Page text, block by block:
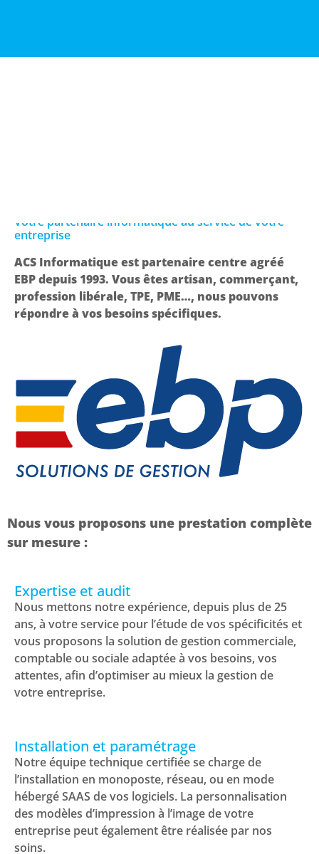
Votre partenaire informatique au service de votre
entreprise
ACS Informatique est partenaire centre agréé
EBP depuis 1993. Vous êtes artisan, commerçant,
profession libérale, TPE, PME…, nous pouvons
répondre à vos besoins spécifiques.
Nous vous proposons une prestation complète
sur mesure :
Expertise et audit
Nous mettons notre expérience, depuis plus de 25
ans, à votre service pour l’étude de vos spécificités et
vous proposons la solution de gestion commerciale,
comptable ou sociale adaptée à vos besoins, vos
attentes, afin d’optimiser au mieux la gestion de
votre entreprise.
Installation et paramétrage
Notre équipe technique certifiée se charge de
l’installation en monoposte, réseau, ou en mode
hébergé SAAS de vos logiciels. La personnalisation
des modèles d’impression à l’image de votre
entreprise peut également être réalisée par nos
soins.